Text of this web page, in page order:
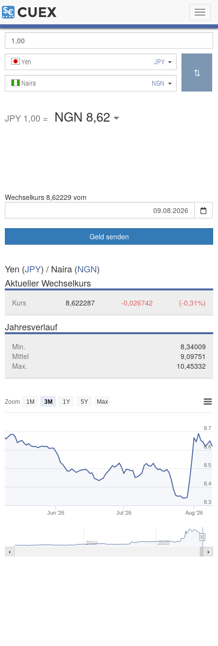
Yen JPY
Naira NGN
JPY 1,00 = NGN 8,62
Wechselkurs 8,62229 vom
Geld senden
Yen (JPY) / Naira (NGN)
Aktueller Wechselkurs
Kurs 8,622287 -0,026742 (-0,31%)
Jahresverlauf
Min.
8,34009
Mittel
9,09751
Max.
10,45332
Jun '26 Jul '26 Aug '26
Zoom 1M 3M 1Y 5Y Max
2010 2020
8.3
8.4
8.5
8.6
8.7